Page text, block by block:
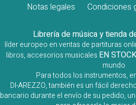
Notas legales Condiciones
Librería de música y tienda
líder europeo en ventas de partituras
libros, accesorios musicales EN STOCK
mundo
Para todos los instrumentos,
DI-AREZZO, también es un fácil
bancario durante el envío de su pedido,